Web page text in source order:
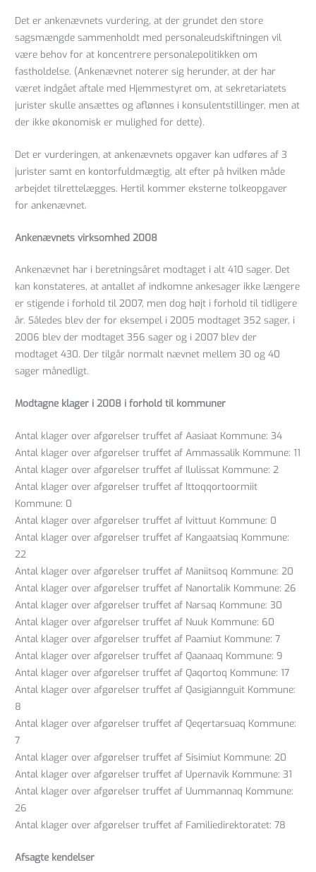
Det er ankenævnets vurdering, at der grundet den store
sagsmængde sammenholdt med personaleudskiftningen vil
være behov for at koncentrere personalepolitikken om
fastholdelse. (Ankenævnet noterer sig herunder, at der har
været indgået aftale med Hjemmestyret om, at sekretariatets
jurister skulle ansættes og aflønnes i konsulentstillinger, men at
der ikke økonomisk er mulighed for dette).
Det er vurderingen, at ankenævnets opgaver kan udføres af 3
jurister samt en kontorfuldmægtig, alt efter på hvilken måde
arbejdet tilrettelægges. Hertil kommer eksterne tolkeopgaver
for ankenævnet.
Ankenævnets virksomhed 2008
Ankenævnet har i beretningsåret modtaget i alt 410 sager. Det
kan konstateres, at antallet af indkomne ankesager ikke længere
er stigende i forhold til 2007, men dog højt i forhold til tidligere
år. Således blev der for eksempel i 2005 modtaget 352 sager, i
2006 blev der modtaget 356 sager og i 2007 blev der
modtaget 430. Der tilgår normalt nævnet mellem 30 og 40
sager månedligt.
Modtagne klager i 2008 i forhold til kommuner
Antal klager over afgørelser truffet af Aasiaat Kommune: 34
Antal klager over afgørelser truffet af Ammassalik Kommune: 11
Antal klager over afgørelser truffet af Ilulissat Kommune: 2
Antal klager over afgørelser truffet af Ittoqqortoormiit
Kommune: 0
Antal klager over afgørelser truffet af Ivittuut Kommune: 0
Antal klager over afgørelser truffet af Kangaatsiaq Kommune:
22
Antal klager over afgørelser truffet af Maniitsoq Kommune: 20
Antal klager over afgørelser truffet af Nanortalik Kommune: 26
Antal klager over afgørelser truffet af Narsaq Kommune: 30
Antal klager over afgørelser truffet af Nuuk Kommune: 60
Antal klager over afgørelser truffet af Paamiut Kommune: 7
Antal klager over afgørelser truffet af Qaanaaq Kommune: 9
Antal klager over afgørelser truffet af Qaqortoq Kommune: 17
Antal klager over afgørelser truffet af Qasigiannguit Kommune:
8
Antal klager over afgørelser truffet af Qeqertarsuaq Kommune:
7
Antal klager over afgørelser truffet af Sisimiut Kommune: 20
Antal klager over afgørelser truffet af Upernavik Kommune: 31
Antal klager over afgørelser truffet af Uummannaq Kommune:
26
Antal klager over afgørelser truffet af Familiedirektoratet: 78
Afsagte kendelser